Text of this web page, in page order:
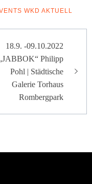
WKD AKTUELL
18.9. -09.10.2022
Philipp
Pohl | Städtische
Galerie Torhaus
Rombergpark